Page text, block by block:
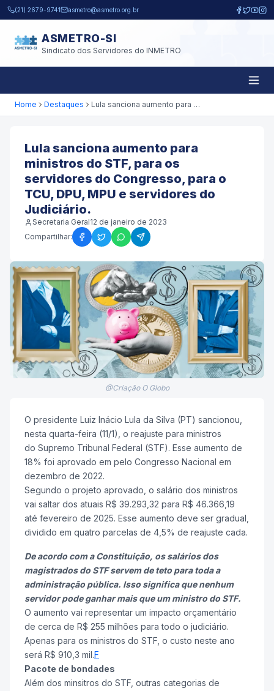
Pular para o conteúdo principal
(21) 2679-9741 asmetro@asmetro.org.br
ASMETRO-SI
Sindicato dos Servidores do INMETRO
Home Destaques Lula sanciona aumento para ministros do STF, para os servidores do Congresso, para o TCU, DPU, MPU e servidores do Judiciário.
Lula sanciona aumento para
ministros do STF, para os
servidores do Congresso, para o
TCU, DPU, MPU e servidores do
Judiciário.
Secretaria Geral12 de janeiro de 2023
Compartilhar:
@Criação O Globo
O presidente Luiz Inácio Lula da Silva (PT) sancionou,
nesta quarta-feira (11/1), o reajuste para ministros
do Supremo Tribunal Federal (STF). Esse aumento de
18% foi aprovado em pelo Congresso Nacional em
dezembro de 2022.
Segundo o projeto aprovado, o salário dos ministros
vai saltar dos atuais R$ 39.293,32 para R$ 46.366,19
até fevereiro de 2025. Esse aumento deve ser gradual,
dividido em quatro parcelas de 4,5% de reajuste cada.
De acordo com a Constituição, os salários dos
magistrados do STF servem de teto para toda a
administração pública. Isso significa que nenhum
servidor pode ganhar mais que um ministro do STF.
O aumento vai representar um impacto orçamentário
de cerca de R$ 255 milhões para todo o judiciário.
Apenas para os ministros do STF, o custo neste ano
será R$ 910,3 mil.F
Pacote de bondades
Além dos minsitros do STF, outras categorias de